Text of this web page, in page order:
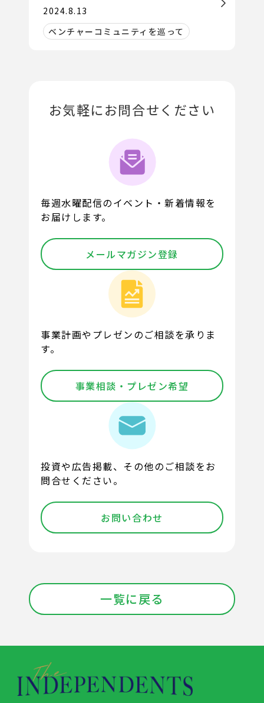
2024.8.13
ベンチャーコミュニティを巡って
お気軽にお問合せください
毎週水曜配信のイベント・新着情報を
お届けします。
メールマガジン登録
事業計画やプレゼンのご相談を承りま
す。
事業相談・プレゼン希望
投資や広告掲載、その他のご相談をお
問合せください。
お問い合わせ
一覧に戻る